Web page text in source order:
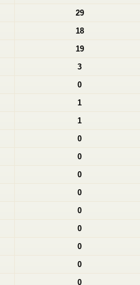
29
18
19
3
0
1
1
0
0
0
0
0
0
0
0
0